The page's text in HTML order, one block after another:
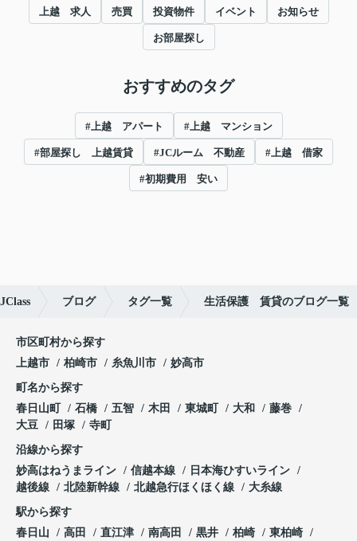
上越 求人 売買 投資物件 イベント お知らせ
お部屋探し
おすすめのタグ
#上越 アパート #上越 マンション
#部屋探し 上越賃貸 #JCルーム 不動産 #上越 借家
#初期費用 安い
ブログ タグ一覧 生活保護 賃貸のブログ一覧
市区町村から探す
上越市
柏崎市 糸魚川市 妙高市
町名から探す
春日山町
石橋 五智 木田 東城町 大和
藤巻
大豆
田塚 寺町
沿線から探す
妙高はねうまライン
信越本線
日本海ひすいライン
越後線
北陸新幹線 北越急行ほくほく線 大糸線
駅から探す
春日山
高田 直江津 南高田 黒井 柏崎
東柏崎